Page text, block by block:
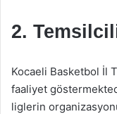
2.
Kocaeli Basketbol İl
faaliyet
liglerin